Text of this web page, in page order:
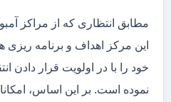
مطابق انتظاری که از مراکز
این مرکز اهداف و برنامه
خود را با در اولویت قرار دادن
نموده است. بر این اساس،